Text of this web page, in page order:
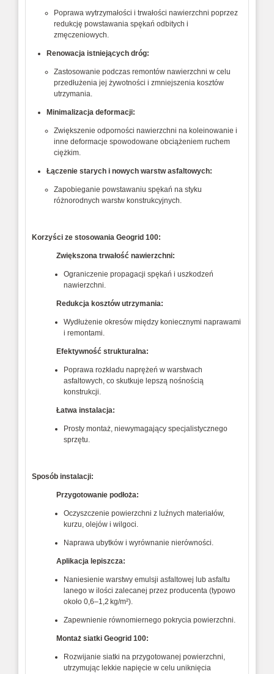
Poprawa wytrzymałości i trwałości nawierzchni poprzez
redukcję powstawania spękań odbitych i
zmęczeniowych.
Renowacja istniejących dróg:
Zastosowanie podczas remontów nawierzchni w celu
przedłużenia jej żywotności i zmniejszenia kosztów
utrzymania.
Minimalizacja deformacji:
Zwiększenie odporności nawierzchni na koleinowanie i
inne deformacje spowodowane obciążeniem ruchem
ciężkim.
Łączenie starych i nowych warstw asfaltowych:
Zapobieganie powstawaniu spękań na styku
różnorodnych warstw konstrukcyjnych.
Korzyści ze stosowania Geogrid 100:
Zwiększona trwałość nawierzchni:
Ograniczenie propagacji spękań i uszkodzeń
nawierzchni.
Redukcja kosztów utrzymania:
Wydłużenie okresów między koniecznymi naprawami
i remontami.
Efektywność strukturalna:
Poprawa rozkładu naprężeń w warstwach
asfaltowych, co skutkuje lepszą nośnością
konstrukcji.
Łatwa instalacja:
Prosty montaż, niewymagający specjalistycznego
sprzętu.
Sposób instalacji:
Przygotowanie podłoża:
Oczyszczenie powierzchni z luźnych materiałów,
kurzu, olejów i wilgoci.
Naprawa ubytków i wyrównanie nierówności.
Aplikacja lepiszcza:
Naniesienie warstwy emulsji asfaltowej lub asfaltu
lanego w ilości zalecanej przez producenta (typowo
około 0,6–1,2 kg/m²).
Zapewnienie równomiernego pokrycia powierzchni.
Montaż siatki Geogrid 100:
Rozwijanie siatki na przygotowanej powierzchni,
utrzymując lekkie napięcie w celu uniknięcia